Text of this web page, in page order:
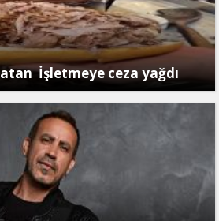
İşletmeye ceza yağdı